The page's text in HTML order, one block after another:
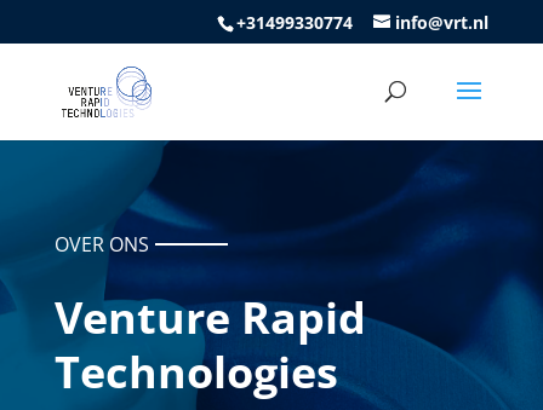
+31499330774 info@vrt.nl
OVER ONS
Venture Rapid
Technologies